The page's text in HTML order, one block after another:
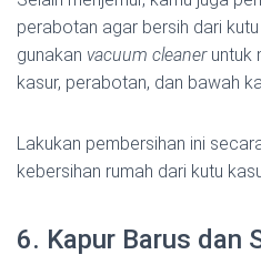
perabotan agar bersih dari
gunakan vacuum cleaner untuk
kasur, perabotan, dan bawah
Lakukan pembersihan ini
kebersihan rumah dari kutu
6. Kapur Barus dan